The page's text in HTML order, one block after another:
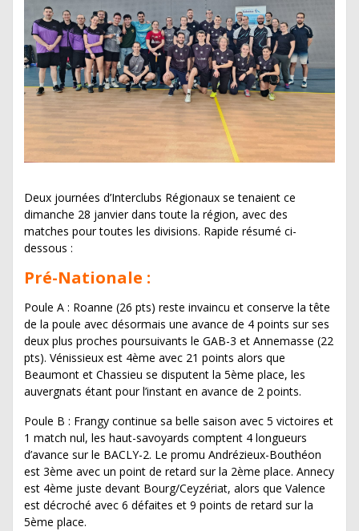
Deux journées d’Interclubs Régionaux se tenaient ce
dimanche 28 janvier dans toute la région, avec des
matches pour toutes les divisions. Rapide résumé ci-
dessous :
Pré-Nationale :
Poule A : Roanne (26 pts) reste invaincu et conserve la tête
de la poule avec désormais une avance de 4 points sur ses
deux plus proches poursuivants le GAB-3 et Annemasse (22
pts). Vénissieux est 4ème avec 21 points alors que
Beaumont et Chassieu se disputent la 5ème place, les
auvergnats étant pour l’instant en avance de 2 points.
Poule B : Frangy continue sa belle saison avec 5 victoires et
1 match nul, les haut-savoyards comptent 4 longueurs
d’avance sur le BACLY-2. Le promu Andrézieux-Bouthéon
est 3ème avec un point de retard sur la 2ème place. Annecy
est 4ème juste devant Bourg/Ceyzériat, alors que Valence
est décroché avec 6 défaites et 9 points de retard sur la
5ème place.